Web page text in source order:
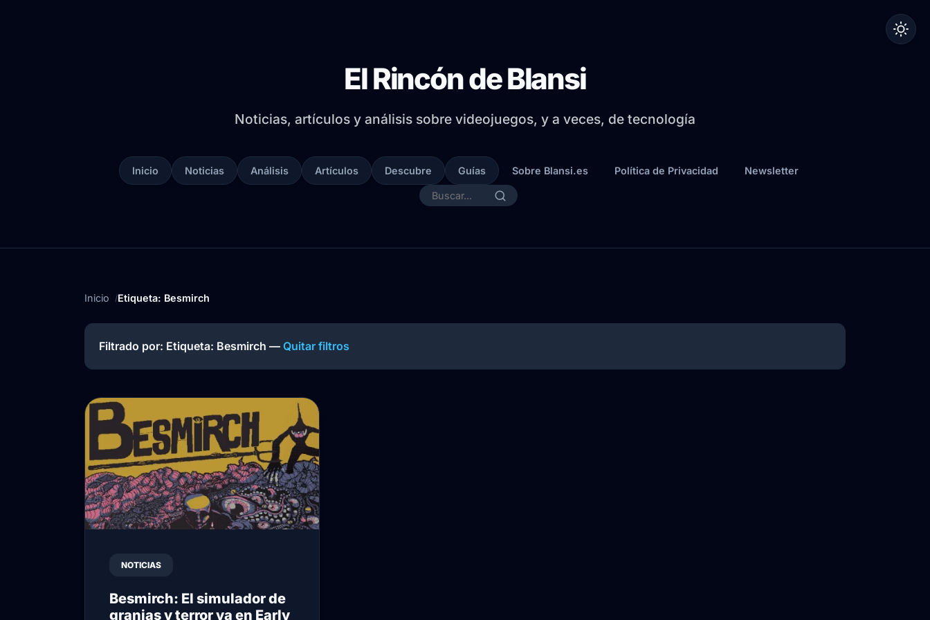
El Rincón de Blansi
Noticias, artículos y análisis sobre videojuegos, y a veces, de tecnología
Inicio Noticias Análisis Artículos Descubre Guías Sobre Blansi.es Política de Privacidad Newsletter
Inicio Etiqueta: Besmirch
Filtrado por: Etiqueta: Besmirch — Quitar filtros
NOTICIAS
Besmirch: El simulador de
granjas y terror ya en Early